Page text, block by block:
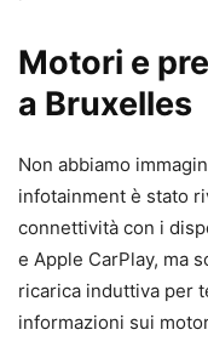
Motori e
a Bruxelles
Non abbiamo
infotainment è stato
connettività con i
e Apple CarPlay, ma
ricarica induttiva per
informazioni sui